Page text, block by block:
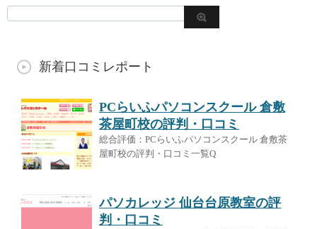
新着口コミレポート
PCらいふパソコンスクール 倉敷
茶屋町校の評判・口コミ
総合評価：PCらいふパソコンスクール 倉敷茶
屋町校の評判・口コミ一覧Q
パソカレッジ 仙台台原教室の評
判・口コミ